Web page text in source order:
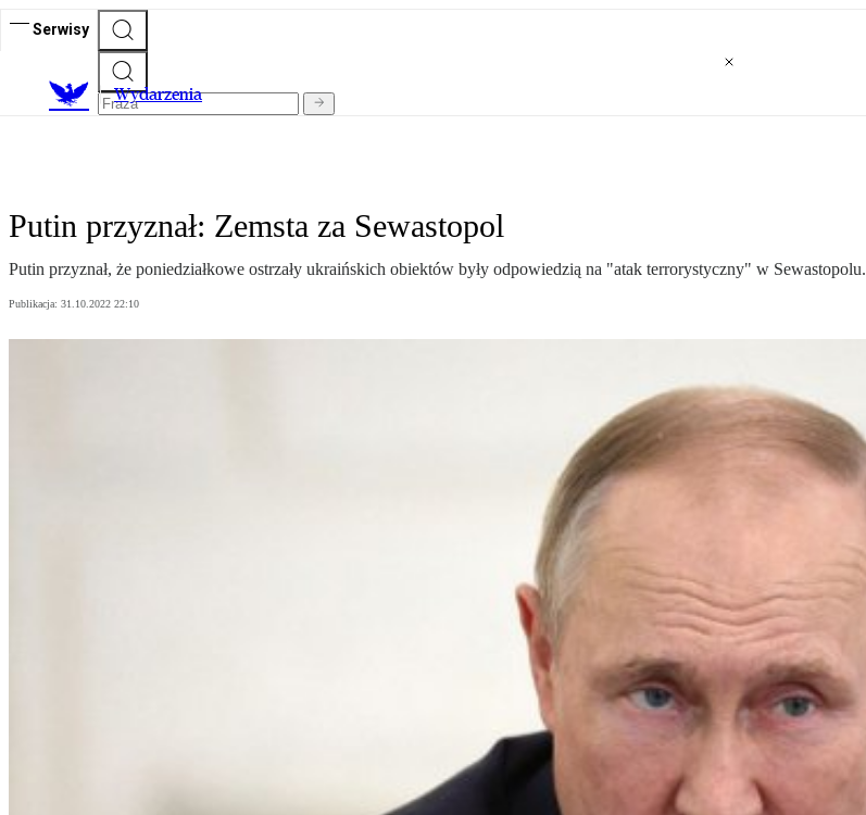
Serwisy
Wydarzenia
Putin przyznał: Zemsta za Sewastopol
Putin przyznał, że poniedziałkowe ostrzały ukraińskich obiektów były odpowiedzią na "atak terrorystyczny" w Sewastopolu.
Publikacja: 31.10.2022 22:10